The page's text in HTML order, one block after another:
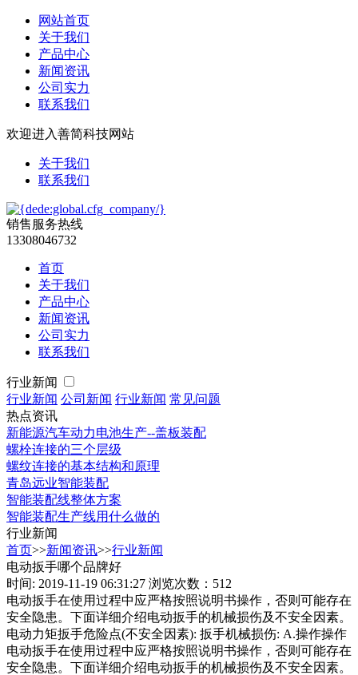
网站首页
关于我们
产品中心
新闻资讯
公司实力
联系我们
欢迎进入善简科技网站
关于我们
联系我们
销售服务热线
13308046732
首页
关于我们
产品中心
新闻资讯
公司实力
联系我们
行业新闻
行业新闻 公司新闻 行业新闻 常见问题
热点资讯
新能源汽车动力电池生产--盖板装配
螺栓连接的三个层级
螺纹连接的基本结构和原理
青岛远业智能装配
智能装配线整体方案
智能装配生产线用什么做的
行业新闻
首页>>新闻资讯>>行业新闻
电动扳手哪个品牌好
时间: 2019-11-19 06:31:27 浏览次数：512
电动扳手在使用过程中应严格按照说明书操作，否则可能存在
安全隐患。下面详细介绍电动扳手的机械损伤及不安全因素。
电动力矩扳手危险点(不安全因素): 扳手机械损伤: A.操作操作
电动扳手在使用过程中应严格按照说明书操作，否则可能存在
安全隐患。下面详细介绍电动扳手的机械损伤及不安全因素。